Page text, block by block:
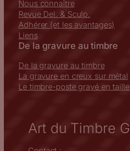
Nous connaître
Revue Del. & Sculp.
Adhérer (et les avantages)
Liens
De la gravure au timbre
De la gravure au timbre
La gravure en creux sur métal
Le timbre-poste gravé en
Art du Timbre